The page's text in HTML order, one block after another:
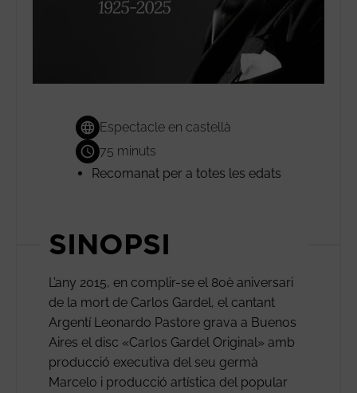
Espectacle en castellà
75 minuts
Recomanat per a totes les edats
SINOPSI
L’any 2015, en complir-se el 80è aniversari
de la mort de Carlos Gardel, el cantant
Argentí Leonardo Pastore grava a Buenos
Aires el disc «Carlos Gardel Original» amb
producció executiva del seu germà
Marcelo i producció artística del popular